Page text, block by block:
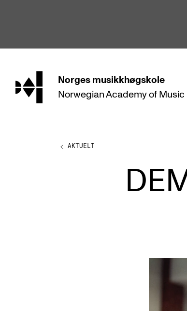
hjem Norges musikkhøgskole
Norwegian Academy of Music
STUDIER
Bachelor
AKTUELT